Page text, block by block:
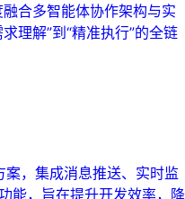
合多智能体协作架构与实
理解”到“精准执行”的全链
，集成消息推送、实时监
能，旨在提升开发效率，降